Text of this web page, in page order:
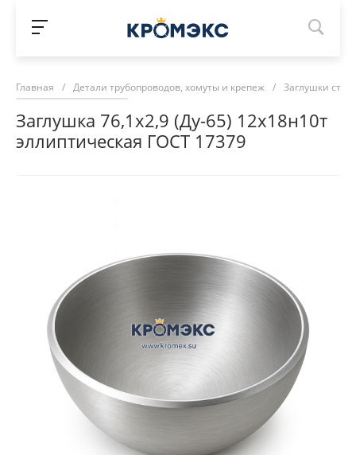
Главная / Детали трубопроводов, хомуты и крепеж / Заглушки
Заглушка 76,1х2,9 (Ду-65) 12х18н10т
эллиптическая ГОСТ 17379